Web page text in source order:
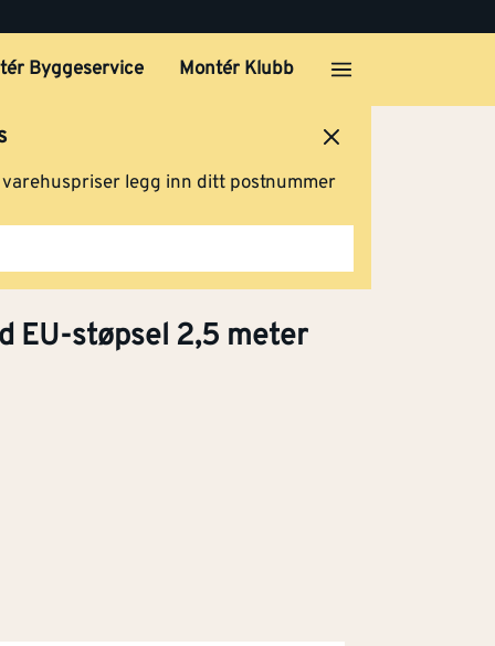
Byggeservice Montér Klubb
legg inn ditt postnummer
EU-støpsel 2,5 meter